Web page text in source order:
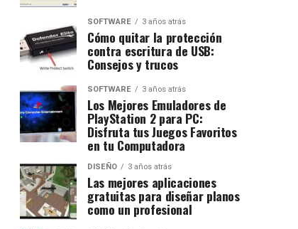
SOFTWARE 3 años atrás
Cómo quitar la protección
contra escritura de USB:
Consejos y trucos
SOFTWARE 3 años atrás
Los Mejores Emuladores de
PlayStation 2 para PC:
Disfruta tus Juegos Favoritos
en tu Computadora
DISEÑO 3 años atrás
Las mejores aplicaciones
gratuitas para diseñar planos
como un profesional